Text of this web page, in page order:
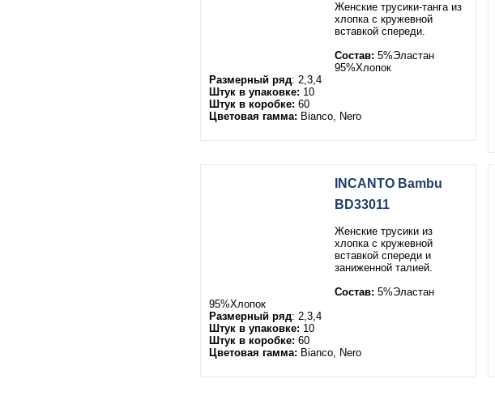
Женские трусики-танга из
хлопка с кружевной
вставкой спереди.
Состав: 5%Эластан
95%Хлопок
Размерный ряд: 2,3,4
Штук в упаковке: 10
Штук в коробке: 60
Цветовая гамма: Bianco, Nero
INCANTO Bambu
BD33011
Женские трусики из
хлопка с кружевной
вставкой спереди и
заниженной талией.
Состав: 5%Эластан
95%Хлопок
Размерный ряд: 2,3,4
Штук в упаковке: 10
Штук в коробке: 60
Цветовая гамма: Bianco, Nero